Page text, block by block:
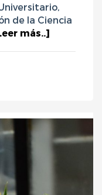
de la Ciencia
más..]